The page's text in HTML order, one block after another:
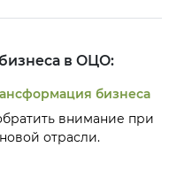
показала
для
чем проблемы
[…]
в ОЦО:
бизнеса
внимание при
отрасли.